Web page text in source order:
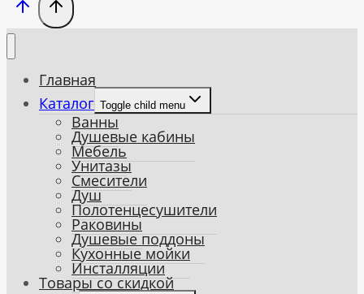
Главная
Каталог Toggle child menu
Ванны
Душевые кабины
Мебель
Унитазы
Смесители
Душ
Полотенцесушители
Раковины
Душевые поддоны
Кухонные мойки
Инсталляции
Товары со скидкой